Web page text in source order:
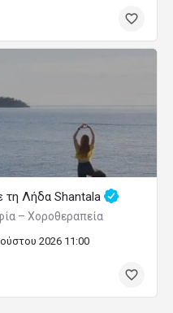
τη Λήδα Shantala
– Χοροθεραπεία
2026 11:00